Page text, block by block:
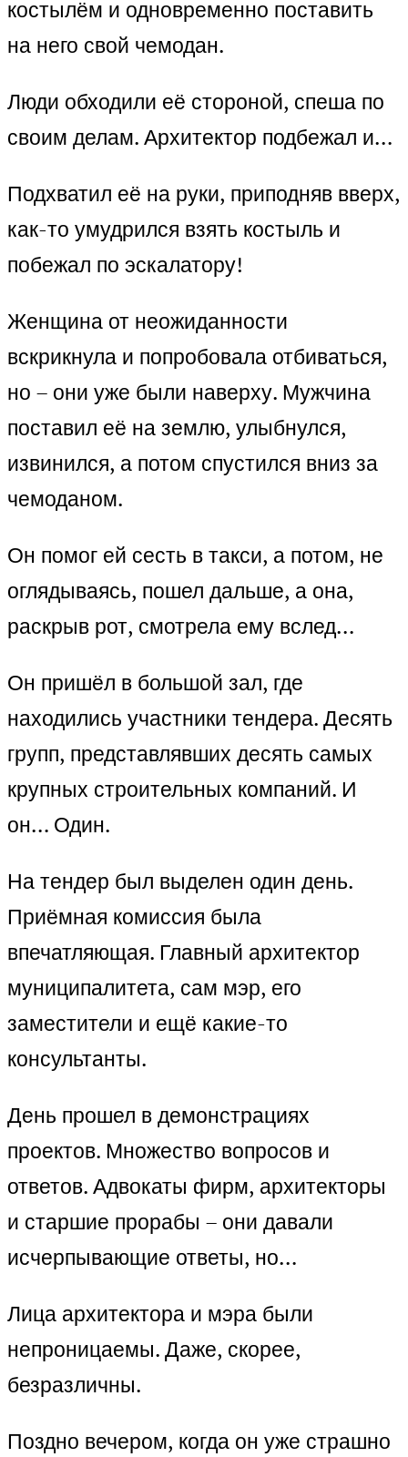
костылём и одновременно поставить
на него свой чемодан.
Люди обходили её стороной, спеша по
своим делам. Архитектор подбежал и…
Подхватил её на руки, приподняв вверх,
как-то умудрился взять костыль и
побежал по эскалатору!
Женщина от неожиданности
вскрикнула и попробовала отбиваться,
но – они уже были наверху. Мужчина
поставил её на землю, улыбнулся,
извинился, а потом спустился вниз за
чемоданом.
Он помог ей сесть в такси, а потом, не
оглядываясь, пошел дальше, а она,
раскрыв рот, смотрела ему вслед…
Он пришёл в большой зал, где
находились участники тендера. Десять
групп, представлявших десять самых
крупных строительных компаний. И
он… Один.
На тендер был выделен один день.
Приёмная комиссия была
впечатляющая. Главный архитектор
муниципалитета, сам мэр, его
заместители и ещё какие-то
консультанты.
День прошел в демонстрациях
проектов. Множество вопросов и
ответов. Адвокаты фирм, архитекторы
и старшие прорабы – они давали
исчерпывающие ответы, но…
Лица архитектора и мэра были
непроницаемы. Даже, скорее,
безразличны.
Поздно вечером, когда он уже страшно